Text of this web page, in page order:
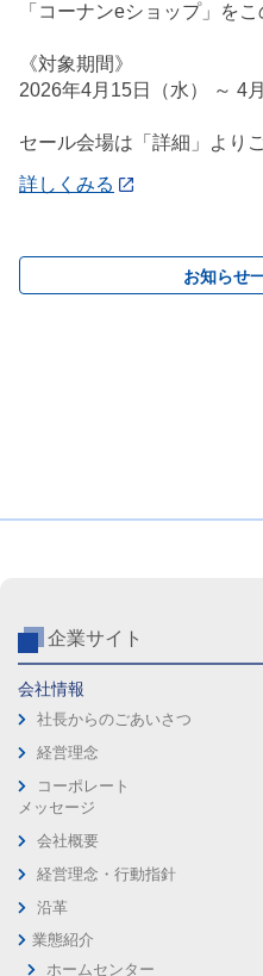
「コーナンeショップ」を
《対象期間》
2026年4月15日（水） ～ 4
セール会場は「詳細」より
詳しくみる
お知らせ
企業サイト
会社情報
社長からのごあいさつ
経営理念
コーポレート
メッセージ
会社概要
経営理念・行動指針
沿革
業態紹介
ホームセンター